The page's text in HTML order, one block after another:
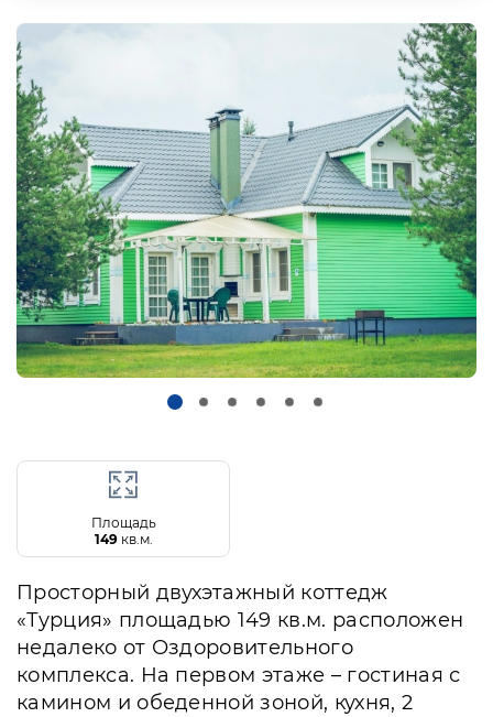
Площадь
149кв.м.
Просторный двухэтажный коттедж
«Турция» площадью 149 кв.м. расположен
недалеко от Оздоровительного
комплекса. На первом этаже – гостиная с
камином и обеденной зоной, кухня, 2